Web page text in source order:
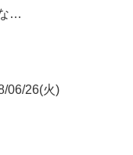
…
06/26(火)